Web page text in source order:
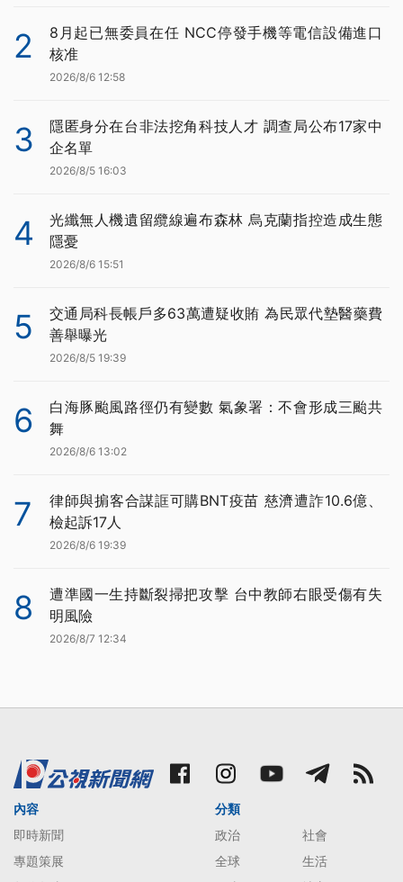
2
8月起已無委員在任 NCC停發手機等電信設備進口
核准
2026/8/6 12:58
3
隱匿身分在台非法挖角科技人才 調查局公布17家中
企名單
2026/8/5 16:03
4
光纖無人機遺留纜線遍布森林 烏克蘭指控造成生態
隱憂
2026/8/6 15:51
5
交通局科長帳戶多63萬遭疑收賄 為民眾代墊醫藥費
善舉曝光
2026/8/5 19:39
6
白海豚颱風路徑仍有變數 氣象署：不會形成三颱共
舞
2026/8/6 13:02
7
律師與掮客合謀誆可購BNT疫苗 慈濟遭詐10.6億、
檢起訴17人
2026/8/6 19:39
8
遭準國一生持斷裂掃把攻擊 台中教師右眼受傷有失
明風險
2026/8/7 12:34
內容
即時新聞
專題策展
分類
政治
社會
全球
生活